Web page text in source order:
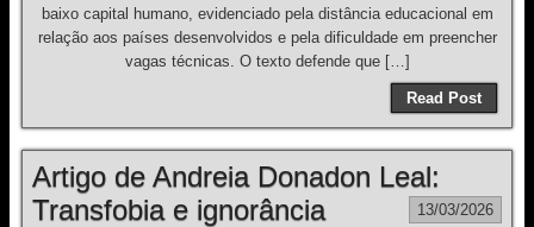
baixo capital humano, evidenciado pela distância educacional em
relação aos países desenvolvidos e pela dificuldade em preencher
vagas técnicas. O texto defende que […]
Read Post
Artigo de Andreia Donadon Leal:
Transfobia e ignorância
13/03/2026